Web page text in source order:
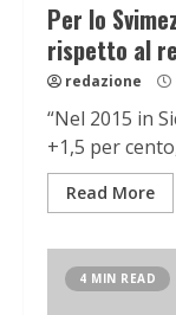
Per lo
rispetto al
redazione
“Nel 2015 in
+1,5 per
Read More
4 MIN READ